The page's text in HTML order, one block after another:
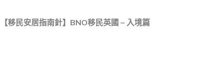
【移民安居指南針】BNO移民英國 – 入境篇